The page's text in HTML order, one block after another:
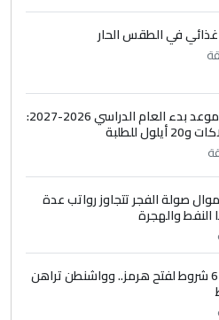
الصافي في العتبات
الصافي : لا يوجود
بوك وتويتر
في الطقس الحار
التربية تحدد موعد بدء العام الدراسي 2026-2027:
صولة الفجر تتجاوز رواتب عدة
النفط والهجرة
طهران تضع 6 شروط لفتح هرمز.. وواشنطن تراهن